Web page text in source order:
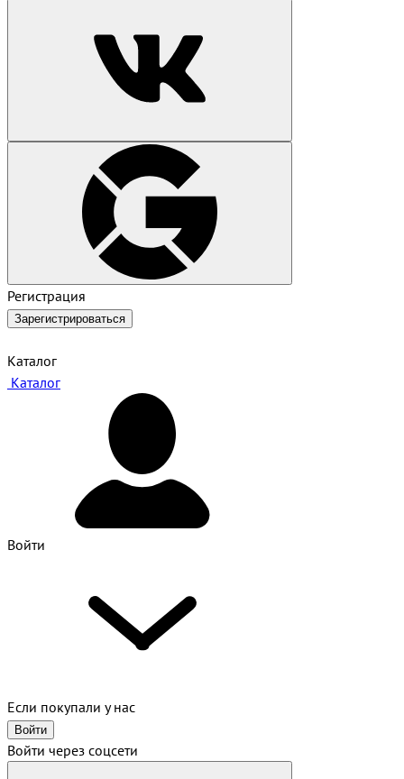
Регистрация
Зарегистрироваться
Каталог
Каталог
Войти
Если покупали у нас
Войти
Войти через соцсети